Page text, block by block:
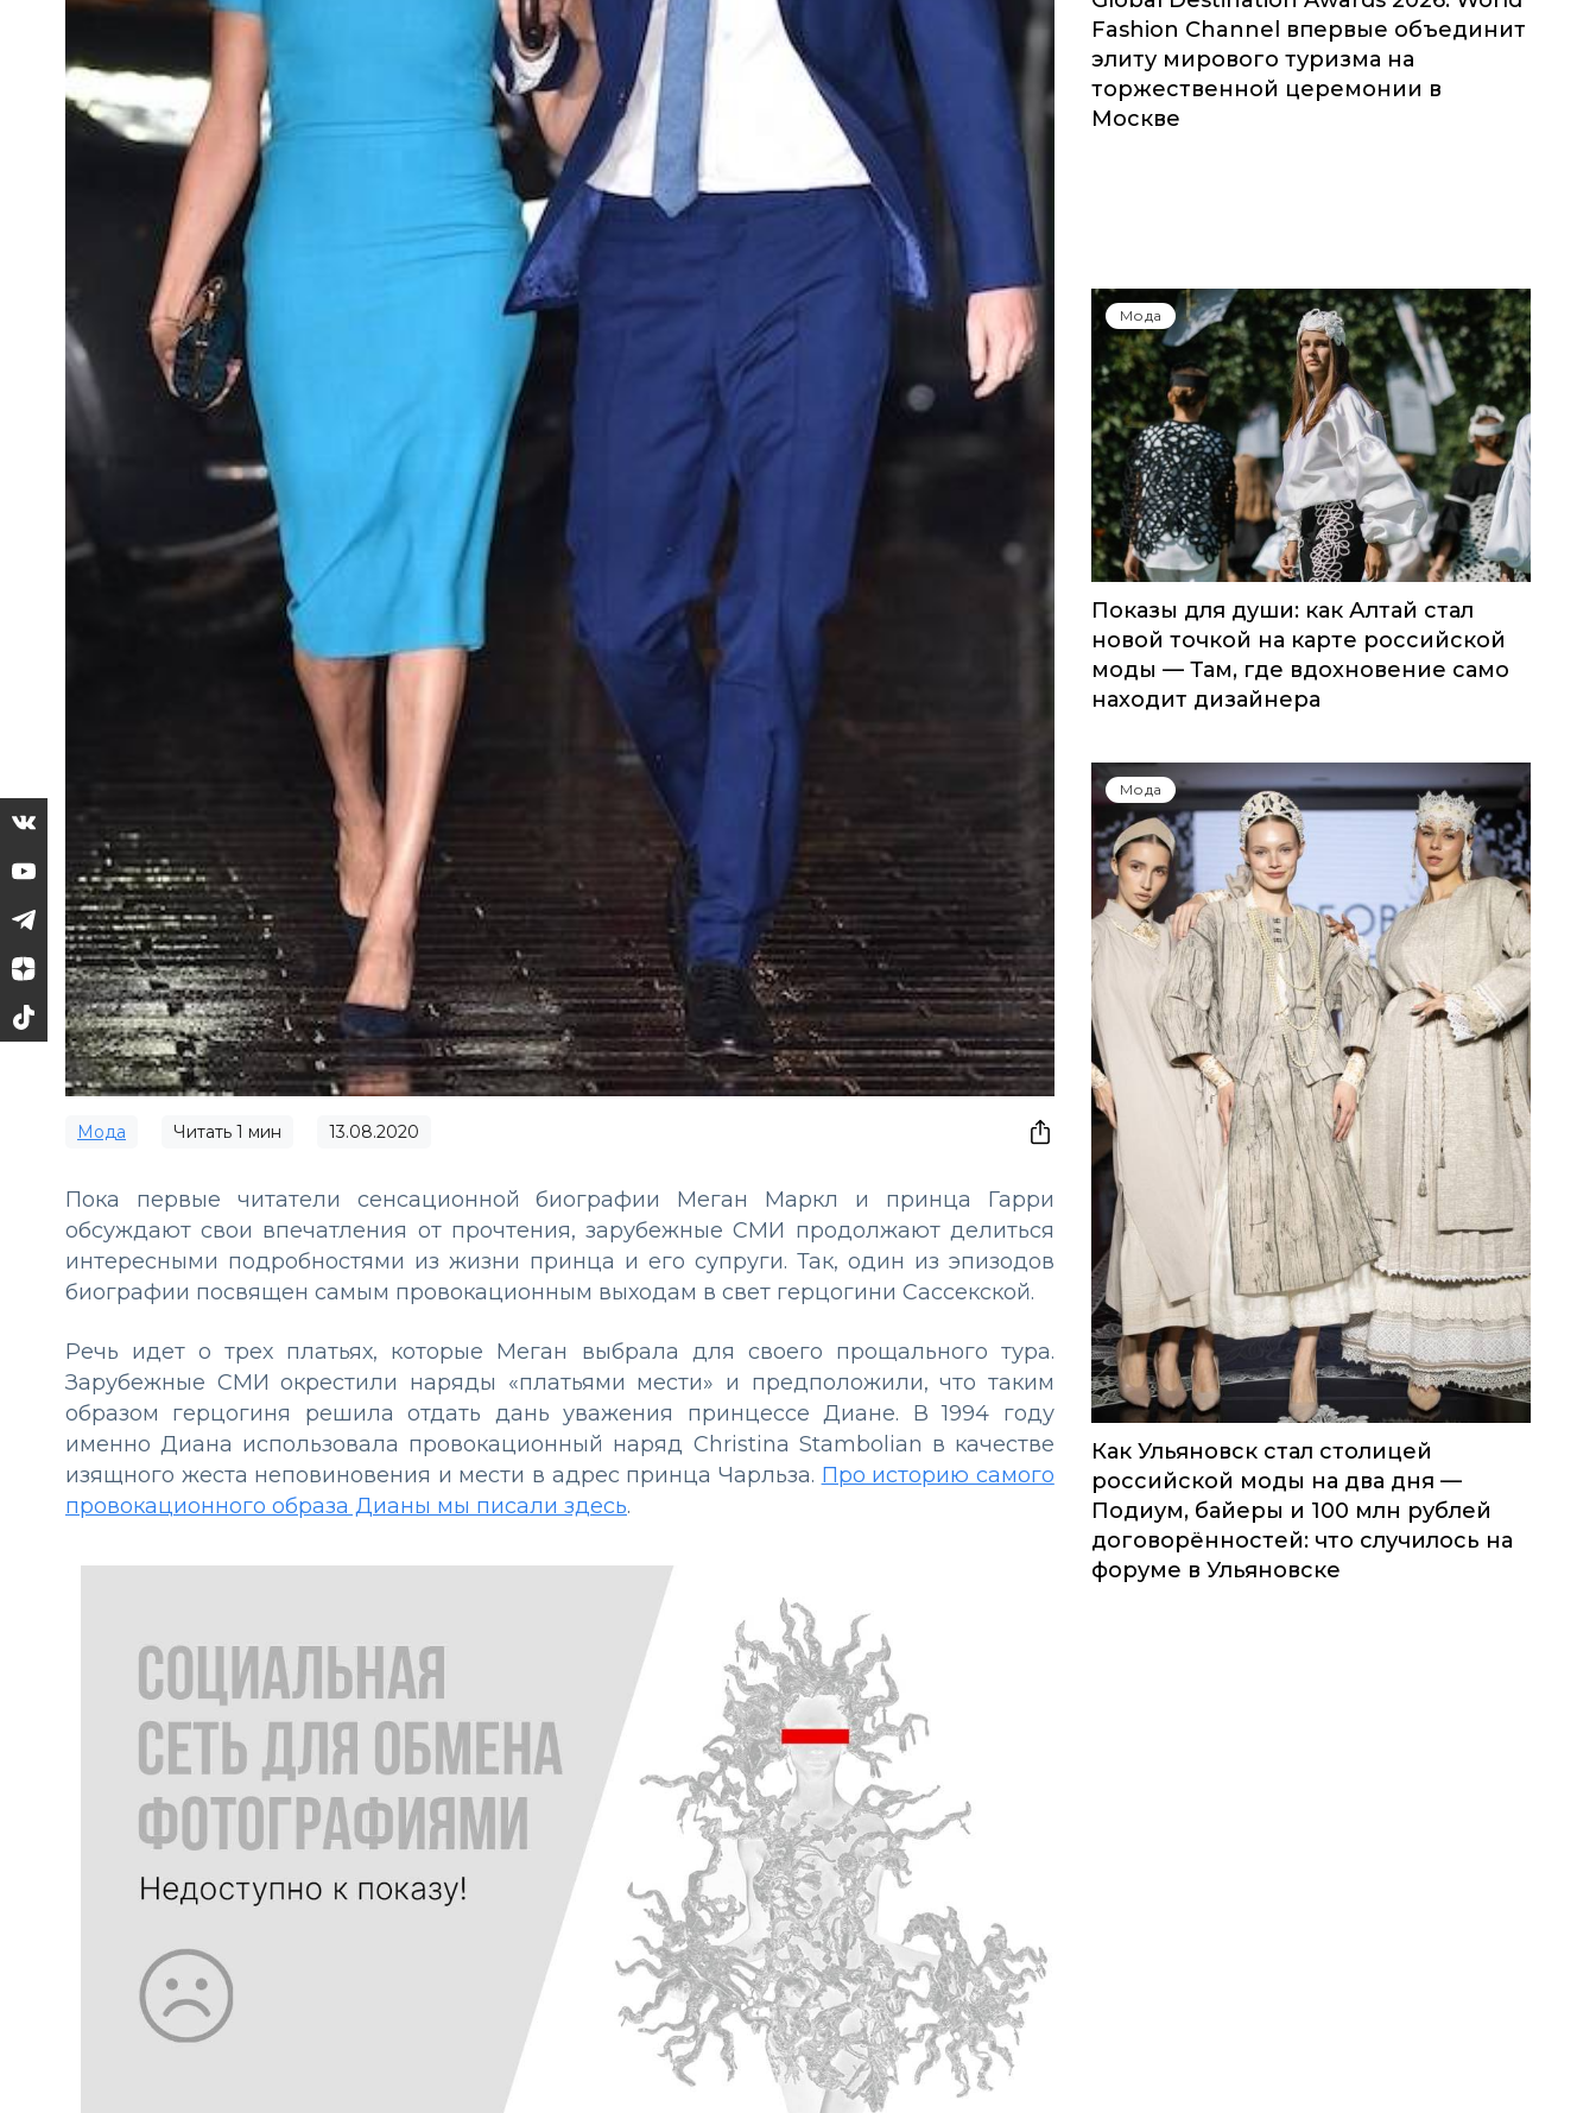
Мода Читать 1 мин 13.08.2020
Пока первые читатели сенсационной биографии Меган Маркл и принца Гарри
обсуждают свои впечатления от прочтения, зарубежные СМИ продолжают делиться
интересными подробностями из жизни принца и его супруги. Так, один из эпизодов
биографии посвящен самым провокационным выходам в свет герцогини Сассекской.
Речь идет о трех платьях, которые Меган выбрала для своего прощального тура.
Зарубежные СМИ окрестили наряды «платьями мести» и предположили, что таким
образом герцогиня решила отдать дань уважения принцессе Диане. В 1994 году
именно Диана использовала провокационный наряд Christina Stambolian в качестве
изящного жеста неповиновения и мести в адрес принца Чарльза. Про историю самого
провокационного образа Дианы мы писали здесь.
Fashion Channel впервые объединит
элиту мирового туризма на
торжественной церемонии в
Москве
Мода
Показы для души: как Алтай стал
новой точкой на карте российской
моды — Там, где вдохновение само
находит дизайнера
Мода
Как Ульяновск стал столицей
российской моды на два дня —
Подиум, байеры и 100 млн рублей
договорённостей: что случилось на
форуме в Ульяновске